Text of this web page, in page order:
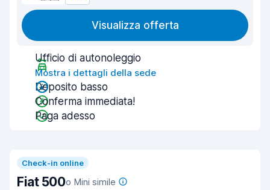
Visualizza offerta
Ufficio di autonoleggio
Mostra i dettagli della sede
Deposito basso
Conferma immediata!
Paga adesso
Check-in online
Fiat 500o Mini simile